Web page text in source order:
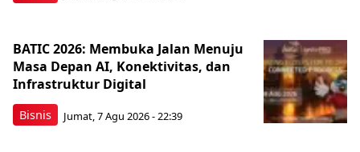
Bisnis
BATIC 2026: Membuka Jalan Menuju
Masa Depan AI, Konektivitas, dan
Infrastruktur Digital
Jumat, 7 Agu 2026 - 22:39